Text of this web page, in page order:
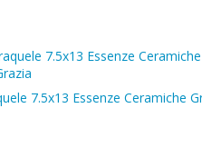
7.5x13 Essenze Ceramiche